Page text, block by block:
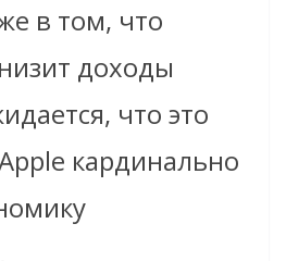
в том, что
доходы
что это
кардинально